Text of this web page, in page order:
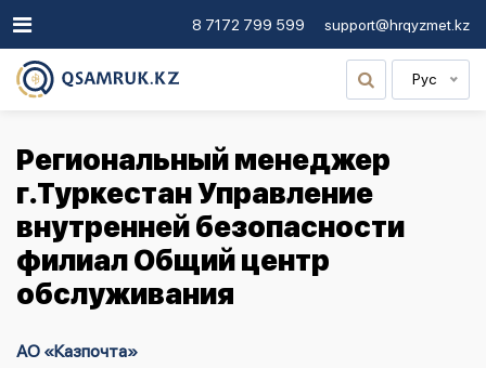
8 7172 799 599 support@hrqyzmet.kz
Рус
Региональный менеджер
г.Туркестан Управление
внутренней безопасности
филиал Общий центр
обслуживания
АО «Казпочта»